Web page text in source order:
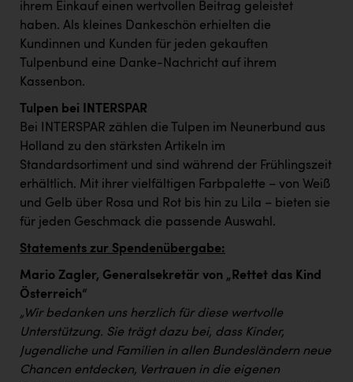
Orlen
Passage Linz
PEZ
PÜSPÖK
RE/MAX Welcome
Resch&Frisch
RUBBLE MASTER
Ruderclub Wels
SCRI - Salzburg Cancer Research Institute
SCHMACHTL GmbH
Schwingshandl - automation technology gmbh
Seher + Partner
ihrem Einkauf einen wertvollen Beitrag geleistet
haben. Als kleines Dankeschön erhielten die
Kundinnen und Kunden für jeden gekauften
Tulpenbund eine Danke-Nachricht auf ihrem
Kassenbon.
Tulpen bei INTERSPAR
Bei INTERSPAR zählen die Tulpen im Neunerbund aus
Holland zu den stärksten Artikeln im
Standardsortiment und sind während der Frühlingszeit
erhältlich. Mit ihrer vielfältigen Farbpalette – von Weiß
und Gelb über Rosa und Rot bis hin zu Lila – bieten sie
für jeden Geschmack die passende Auswahl.
Statements zur Spendenübergabe:
Mario Zagler, Generalsekretär von „Rettet das Kind
Österreich“
„Wir bedanken uns herzlich für diese wertvolle
Unterstützung. Sie trägt dazu bei, dass Kinder,
Jugendliche und Familien in allen Bundesländern neue
Chancen entdecken, Vertrauen in die eigenen